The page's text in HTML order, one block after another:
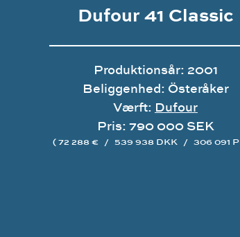
Dufour 41 Classic
Produktionsår: 2001
Beliggenhed: Österåker
Værft: Dufour
Pris: 790 000 SEK
( 72 288 € / 539 938 DKK / 306 091